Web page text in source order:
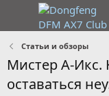
Статьи и обзоры
Мистер A-Икс.
оставаться